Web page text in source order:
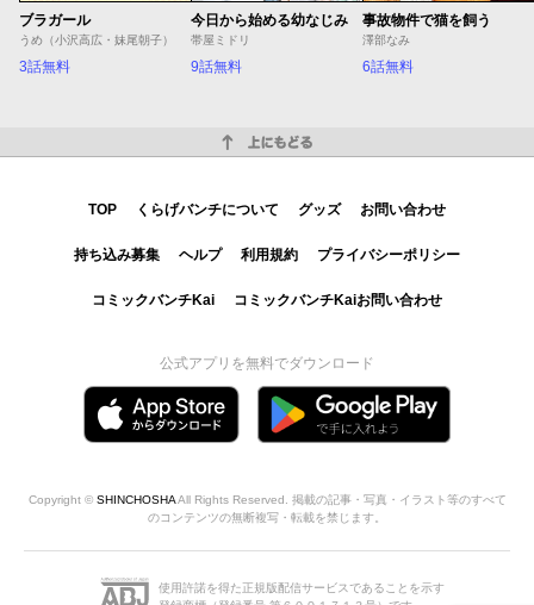
ブラガール
うめ（小沢高広・妹尾朝子）
3話無料
今日から始める幼なじみ
帯屋ミドリ
9話無料
事故物件で猫を飼う
澤部なみ
6話無料
TOP くらげバンチについて グッズ お問い合わせ
持ち込み募集 ヘルプ 利用規約 プライバシーポリシー
コミックバンチKai コミックバンチKaiお問い合わせ
公式アプリを無料でダウンロード
Copyright © SHINCHOSHAAll Rights Reserved. 掲載の記事・写真・イラスト等のすべて
のコンテンツの無断複写・転載を禁じます。
使用許諾を得た正規版配信サービスであることを示す